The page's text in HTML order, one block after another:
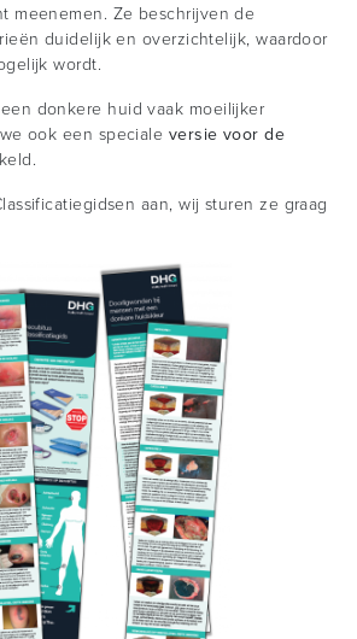
meenemen. Ze beschrijven de
duidelijk en overzichtelijk, waardoor
wordt.
donkere huid vaak moeilijker
ook een speciale versie voor de
aan, wij sturen ze graag